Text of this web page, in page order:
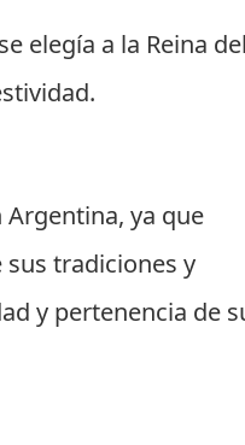
elegía a la Reina
ya que
tradiciones y
y pertenencia de